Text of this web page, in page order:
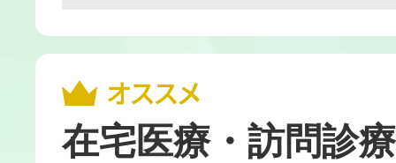
在宅医療・訪問診